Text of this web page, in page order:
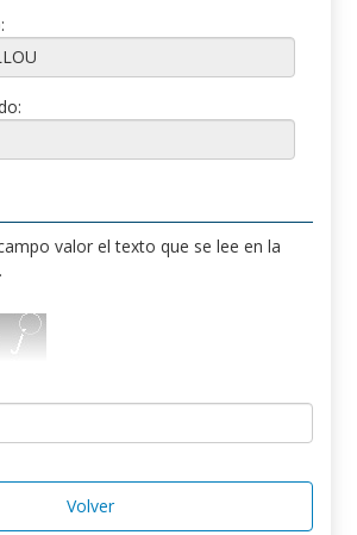
valor el texto que se lee en la
Volver